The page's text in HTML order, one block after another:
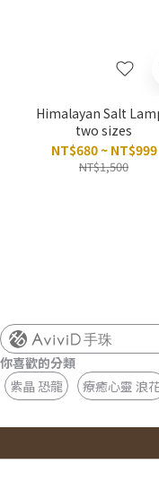
Himalayan Salt
two sizes
NT$680 ~ NT$999
NT$1,500
手珠
你喜歡的分類
紫晶 恐龍
療癒心靈 浪花